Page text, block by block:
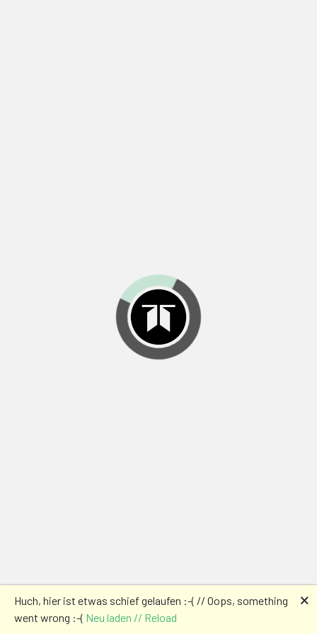
Huch, hier ist etwas schief gelaufen :-( // Oops, something
went wrong :-( Neu laden // Reload
🗙